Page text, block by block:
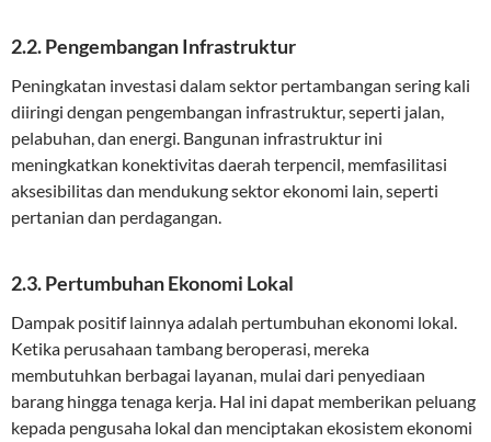
2.2. Pengembangan Infrastruktur
Peningkatan investasi dalam sektor pertambangan sering kali
diiringi dengan pengembangan infrastruktur, seperti jalan,
pelabuhan, dan energi. Bangunan infrastruktur ini
meningkatkan konektivitas daerah terpencil, memfasilitasi
aksesibilitas dan mendukung sektor ekonomi lain, seperti
pertanian dan perdagangan.
2.3. Pertumbuhan Ekonomi Lokal
Dampak positif lainnya adalah pertumbuhan ekonomi lokal.
Ketika perusahaan tambang beroperasi, mereka
membutuhkan berbagai layanan, mulai dari penyediaan
barang hingga tenaga kerja. Hal ini dapat memberikan peluang
kepada pengusaha lokal dan menciptakan ekosistem ekonomi